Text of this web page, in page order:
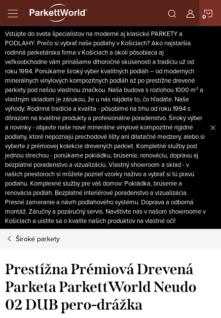
obsah
Vstúpte do sveta špecialistov na moderné aj klasické PARKETY a
PODLAHY. Prečo si vybrať naše podlahy v Košiciach? Ako najstaršia
rodinná parketárska firma v Košiciach a okolí pôsobiaca aj
veľkoobchodne vám prinášame dlhoročné skúsenosti a tradíciu už od
roku 1994. Ponúkame široký výber kvalitných podláh – od moderných
minerálnych vinylových kompozitných podláh až po prestížne drevené
parkety pod našou vlastnou značkou. Naša budova s rozlohou 1000 m² a
vlastným skladom je zárukou, že u nás nájdete to, čo hľadáte. Naše
výhody: Rodinná tradícia a kvalita - pôsobíme na trhu od roku 1994 s
dôrazom na kvalitné produkty a profesionálne poradenstvo. Široký výber
a novinky - objavte naše nové minerálne vinylové kompozitné rigidné
podlahy, ktoré nepoznajú prechodové lišty ani dilatačné medzery, alebo si
vyberte z prémiovej kolekcie drevených parkiet. Kompletné služby pod
jednou strechou - ponúkame pokládku, brúsenie, renováciu, dopravu aj
bezplatné poradenstvo a vizualizáciu. Vlastný showroom a sklad - v
našich priestoroch si môžete pozrieť vzorky naživo a vybrať si tú pravú
podlahu. Komplexné služby pre váš domov: Pokládka, brúsenie a
renovácia podláh. Bezplatné interiérové poradenstvo a vizualizácia.
Presné zameranie a návrh podlahového systému. Doprava a odborná
montáž. Záručný a pozáručný servis. Navštívte nás v našom showroome v
Košiciach a uistite sa o kvalite našich produktov na vlastné oči!
Široké parkety
Prestížna Prémiová Drevená
Parketa ParkettWorld Neudo
02 DUB pero-drážka